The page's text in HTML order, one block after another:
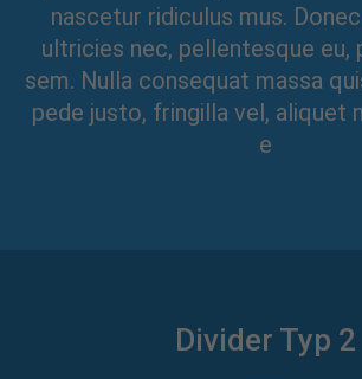
Mon - Fri 8:00am - 5:00pm (GMT +1)
Get in touch
Cybersteel Inc.
376-293 City Road, Suite 600
info@yourdomain.com
nascetur ridiculus mus.
ultricies nec, pellentesque eu,
sem. Nulla consequat massa
pede justo, fringilla vel, aliquet
e
Divider Typ 2